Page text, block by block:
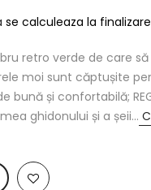
se calculeaza la
retro verde de care
moi sunt căptușite
și confortabilă;
ghidonului și a șeii...